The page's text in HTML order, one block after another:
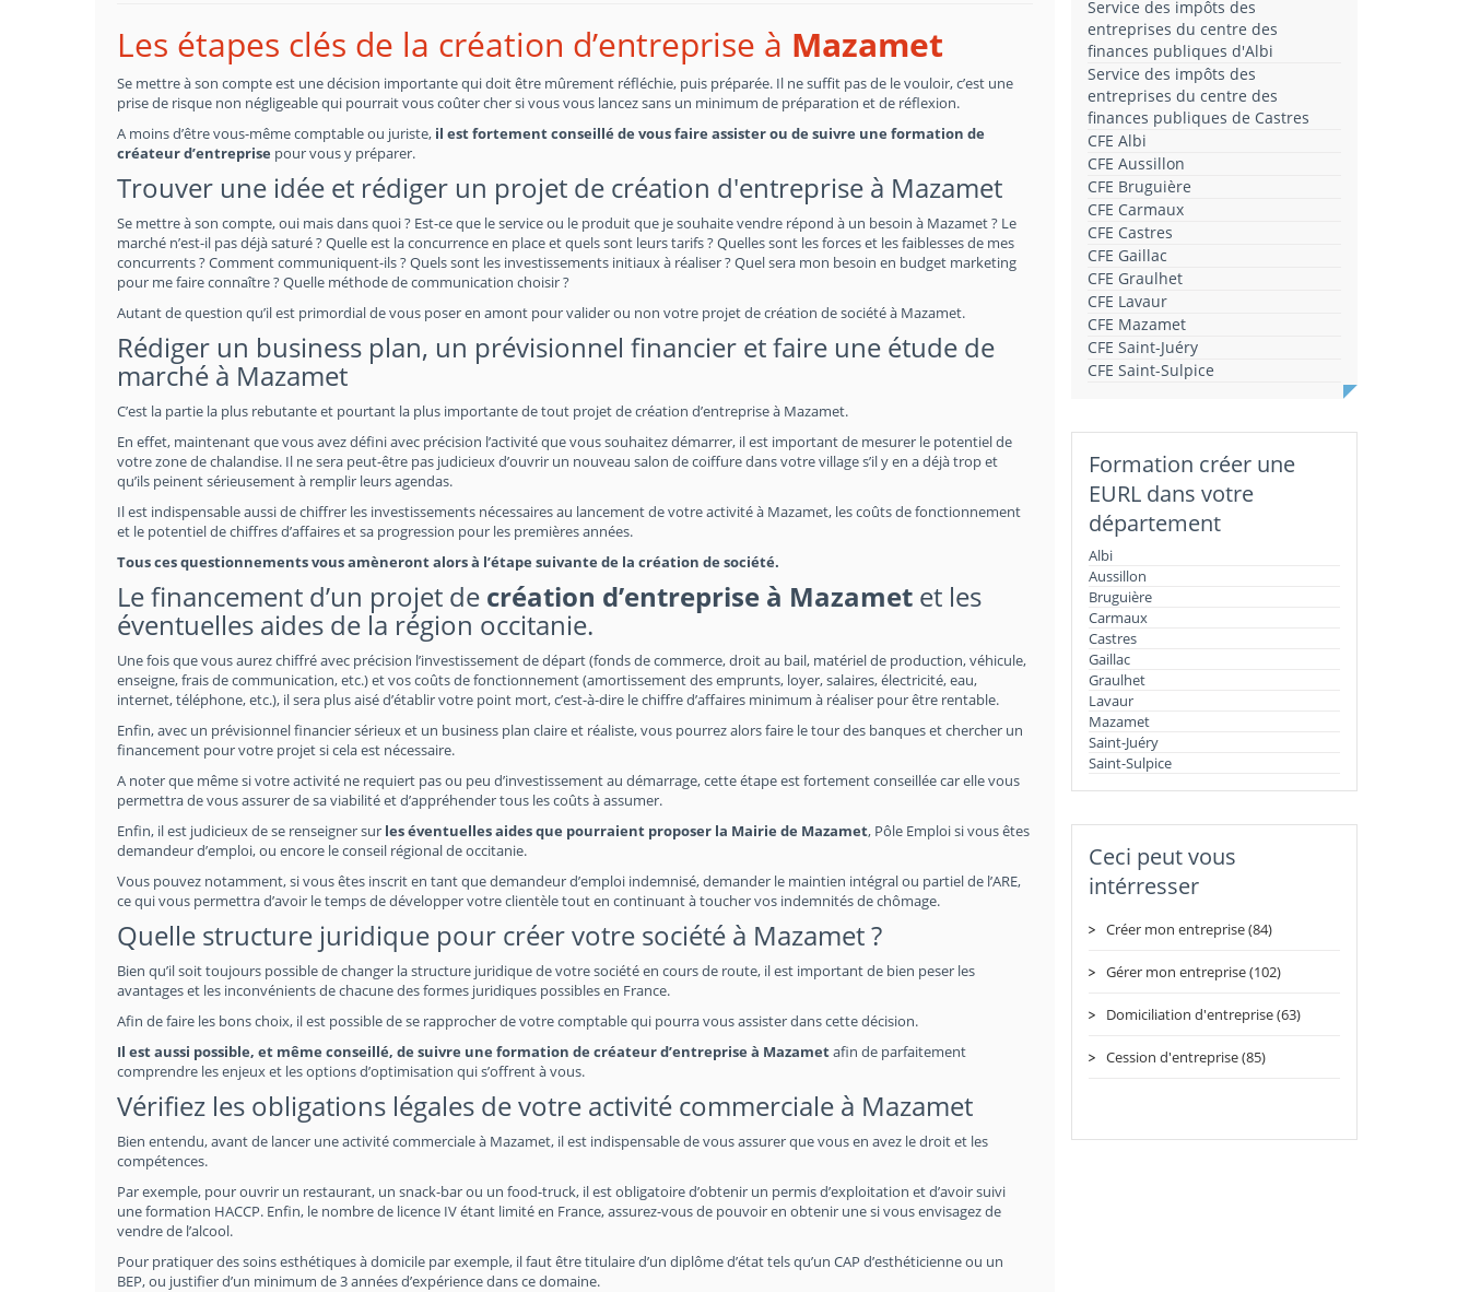
Les étapes clés de la création d’entreprise à Mazamet
Se mettre à son compte est une décision importante qui doit être mûrement réfléchie, puis préparée. Il ne suffit pas de le vouloir, c’est une
prise de risque non négligeable qui pourrait vous coûter cher si vous vous lancez sans un minimum de préparation et de réflexion.
A moins d’être vous-même comptable ou juriste, il est fortement conseillé de vous faire assister ou de suivre une formation de
créateur d’entreprise pour vous y préparer.
Trouver une idée et rédiger un projet de création d'entreprise à Mazamet
Se mettre à son compte, oui mais dans quoi ? Est-ce que le service ou le produit que je souhaite vendre répond à un besoin à Mazamet ? Le
marché n’est-il pas déjà saturé ? Quelle est la concurrence en place et quels sont leurs tarifs ? Quelles sont les forces et les faiblesses de mes
concurrents ? Comment communiquent-ils ? Quels sont les investissements initiaux à réaliser ? Quel sera mon besoin en budget marketing
pour me faire connaître ? Quelle méthode de communication choisir ?
Autant de question qu’il est primordial de vous poser en amont pour valider ou non votre projet de création de société à Mazamet.
Rédiger un business plan, un prévisionnel financier et faire une étude de
marché à Mazamet
C’est la partie la plus rebutante et pourtant la plus importante de tout projet de création d’entreprise à Mazamet.
En effet, maintenant que vous avez défini avec précision l’activité que vous souhaitez démarrer, il est important de mesurer le potentiel de
votre zone de chalandise. Il ne sera peut-être pas judicieux d’ouvrir un nouveau salon de coiffure dans votre village s’il y en a déjà trop et
qu’ils peinent sérieusement à remplir leurs agendas.
Il est indispensable aussi de chiffrer les investissements nécessaires au lancement de votre activité à Mazamet, les coûts de fonctionnement
et le potentiel de chiffres d’affaires et sa progression pour les premières années.
Tous ces questionnements vous amèneront alors à l’étape suivante de la création de société.
Le financement d’un projet de création d’entreprise à Mazamet et les
éventuelles aides de la région occitanie.
Une fois que vous aurez chiffré avec précision l’investissement de départ (fonds de commerce, droit au bail, matériel de production, véhicule,
enseigne, frais de communication, etc.) et vos coûts de fonctionnement (amortissement des emprunts, loyer, salaires, électricité, eau,
internet, téléphone, etc.), il sera plus aisé d’établir votre point mort, c’est-à-dire le chiffre d’affaires minimum à réaliser pour être rentable.
Enfin, avec un prévisionnel financier sérieux et un business plan claire et réaliste, vous pourrez alors faire le tour des banques et chercher un
financement pour votre projet si cela est nécessaire.
A noter que même si votre activité ne requiert pas ou peu d’investissement au démarrage, cette étape est fortement conseillée car elle vous
permettra de vous assurer de sa viabilité et d’appréhender tous les coûts à assumer.
Enfin, il est judicieux de se renseigner sur les éventuelles aides que pourraient proposer la Mairie de Mazamet, Pôle Emploi si vous êtes
demandeur d’emploi, ou encore le conseil régional de occitanie.
Vous pouvez notamment, si vous êtes inscrit en tant que demandeur d’emploi indemnisé, demander le maintien intégral ou partiel de l’ARE,
ce qui vous permettra d’avoir le temps de développer votre clientèle tout en continuant à toucher vos indemnités de chômage.
Quelle structure juridique pour créer votre société à Mazamet ?
Bien qu’il soit toujours possible de changer la structure juridique de votre société en cours de route, il est important de bien peser les
avantages et les inconvénients de chacune des formes juridiques possibles en France.
Afin de faire les bons choix, il est possible de se rapprocher de votre comptable qui pourra vous assister dans cette décision.
Il est aussi possible, et même conseillé, de suivre une formation de créateur d’entreprise à Mazametafin de parfaitement
comprendre les enjeux et les options d’optimisation qui s’offrent à vous.
Vérifiez les obligations légales de votre activité commerciale à Mazamet
Bien entendu, avant de lancer une activité commerciale à Mazamet, il est indispensable de vous assurer que vous en avez le droit et les
compétences.
Par exemple, pour ouvrir un restaurant, un snack-bar ou un food-truck, il est obligatoire d’obtenir un permis d’exploitation et d’avoir suivi
une formation HACCP. Enfin, le nombre de licence IV étant limité en France, assurez-vous de pouvoir en obtenir une si vous envisagez de
vendre de l’alcool.
Pour pratiquer des soins esthétiques à domicile par exemple, il faut être titulaire d’un diplôme d’état tels qu’un CAP d’esthéticienne ou un
BEP, ou justifier d’un minimum de 3 années d’expérience dans ce domaine.
Service des impôts des
entreprises du centre des
finances publiques d'Albi
Service des impôts des
entreprises du centre des
finances publiques de Castres
CFE Albi
CFE Aussillon
CFE Bruguière
CFE Carmaux
CFE Castres
CFE Gaillac
CFE Graulhet
CFE Lavaur
CFE Mazamet
CFE Saint-Juéry
CFE Saint-Sulpice
Formation créer une
EURL dans votre
département
Albi
Aussillon
Bruguière
Carmaux
Castres
Gaillac
Graulhet
Lavaur
Mazamet
Saint-Juéry
Saint-Sulpice
Ceci peut vous
intérresser
Créer mon entreprise (84)
Gérer mon entreprise (102)
Domiciliation d'entreprise (63)
Cession d'entreprise (85)